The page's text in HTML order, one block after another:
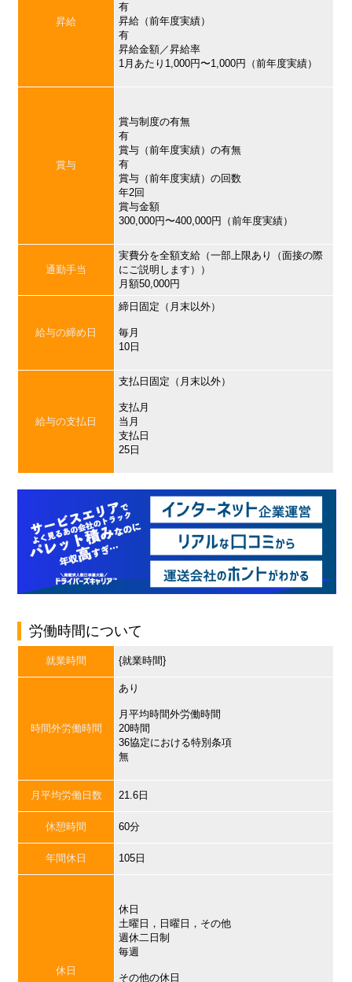
昇給
有
昇給（前年度実績）
有
昇給金額／昇給率
1月あたり1,000円〜1,000円（前年度実績）
賞与
賞与制度の有無
有
賞与（前年度実績）の有無
有
賞与（前年度実績）の回数
年2回
賞与金額
300,000円〜400,000円（前年度実績）
通勤手当
実費分を全額支給（一部上限あり（面接の際
にご説明します））
月額50,000円
給与の締め日
締日固定（月末以外）
毎月
10日
給与の支払日
支払日固定（月末以外）
支払月
当月
支払日
25日
労働時間について
就業時間 {就業時間}
時間外労働時間
あり
月平均時間外労働時間
20時間
36協定における特別条項
無
月平均労働日数 21.6日
休憩時間 60分
年間休日 105日
休日
休日
土曜日，日曜日，その他
週休二日制
毎週
その他の休日